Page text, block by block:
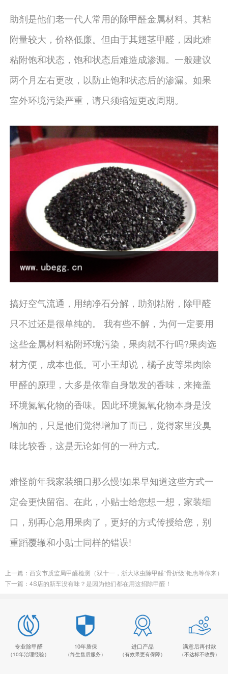
助剂是他们老一代人常用的除甲醛金属材料。其粘
附量较大，价格低廉。但由于其翅茎甲醛，因此难
粘附饱和状态，饱和状态后难造成渗漏。一般建议
两个月左右更改，以防止饱和状态后的渗漏。如果
室外环境污染严重，请只须缩短更改周期。
搞好空气流通，用纳净石分解，助剂粘附，除甲醛
只不过还是很单纯的。 我有些不解，为何一定要用
这些金属材料粘附环境污染，果肉就不行吗?果肉选
材方便，成本也低。可小王却说，橘子皮等果肉除
甲醛的原理，大多是依靠自身散发的香味，来掩盖
环境氮氧化物的香味。因此环境氮氧化物本身是没
增加的，只是他们觉得增加了而已，觉得家里没臭
味比较香，这是无论如何的一种方式。
难怪前年我家装细口那么慢!如果早知道这些方式一
定会更快留宿。在此，小贴士给您想一想，家装细
口，别再心急用果肉了，更好的方式传授给您，别
重蹈覆辙和小贴士同样的错误!
上一篇： 西安市质监局甲醛检测（双十一，浙大冰虫除甲醛“骨折级”钜惠等你来）
下一篇： 4S店的新车没有味？是因为他们都在用这招除甲醛！
专业除甲醛
（10年治理经验）
10年质保
（终生售后服务）
进口产品
（有效果更有保障）
满意后再付款
（不达标不收费）